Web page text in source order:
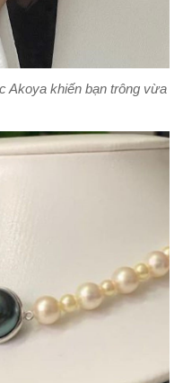
Akoya khiến bạn trông vừa